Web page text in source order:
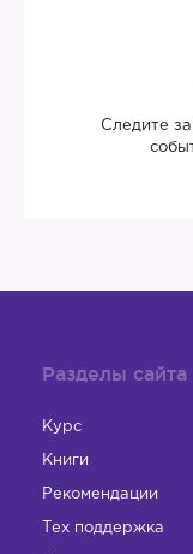
Следите
Разделы сайта
Курс
Книги
Рекомендации
Тех поддержка